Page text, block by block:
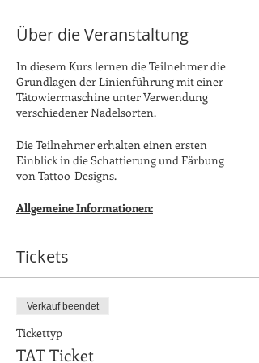
Über die Veranstaltung
In diesem Kurs lernen die Teilnehmer die
Grundlagen der Linienführung mit einer
Tätowiermaschine unter Verwendung
verschiedener Nadelsorten.
Die Teilnehmer erhalten einen ersten
Einblick in die Schattierung und Färbung
von Tattoo-Designs.
Allgemeine Informationen:
Clipcord-Kabel und Fußpedal. Das Kit wird
von der Schule zur Verfügung gestellt. Die
Miete für das Tattoo-Kit ist in der
Kursgebühr enthalten.
Tickets
Verkauf beendet
Tickettyp
TAT Ticket